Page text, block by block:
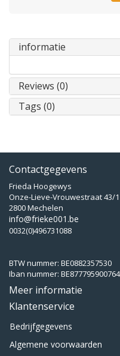
informatie
Reviews (0)
Tags (0)
Contactgegevens
Frieda Hoogewys
Onze-Lieve-Vrouwestraat 43/1
2800 Mechelen
info@frieke001.be
0032(0)496731088
BTW nummer: BE0882357530
Iban nummer:
Meer informatie
Klantenservice
Bedrijfgegevens
Algemene voorwaarden